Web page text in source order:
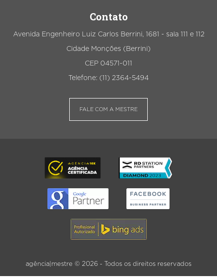
Contato
Avenida Engenheiro Luiz Carlos Berrini, 1681 - sala 111 e 112
Cidade Monções (Berrini)
CEP 04571-011
Telefone: (11) 2364-5494
FALE COM A MESTRE
agência|mestre © 2026 - Todos os direitos reservados